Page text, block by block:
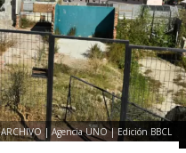
ARCHIVO | Agencia UNO | Edición BBCL